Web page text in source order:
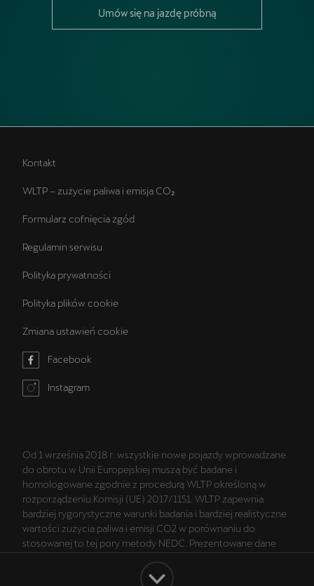
Umów się na jazdę próbną
Kontakt
WLTP – zużycie paliwa i emisja CO₂
Formularz cofnięcia zgód
Regulamin serwisu
Polityka prywatności
Polityka plików cookie
Zmiana ustawień cookie
Facebook
Instagram
Od 1 września 2018 r. wszystkie nowe pojazdy wprowadzane
do obrotu w Unii Europejskiej muszą być badane i
homologowane zgodnie z procedurą WLTP określoną w
rozporządzeniu Komisji (UE) 2017/1151. WLTP zapewnia
bardziej rygorystyczne warunki badania i bardziej realistyczne
wartości zużycia paliwa i emisji CO2 w porównaniu do
stosowanej to tej pory metody NEDC. Prezentowane dane
zgodnymi ze świadectwem homologacji typu wyznaczonymi